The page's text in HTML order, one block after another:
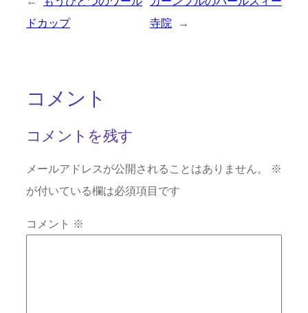
ドカップ
寺院
→
コメント
コメントを残す
メールアドレスが公開されることはありません。
※
が付いている欄は必須項目です
コメント ※